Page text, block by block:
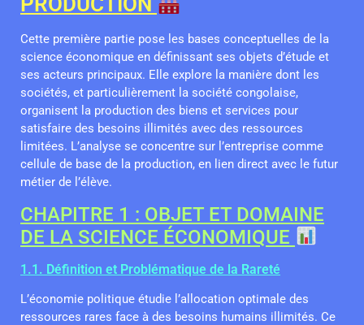
Cette première partie pose les bases conceptuelles de la
science économique en définissant ses objets d’étude et
ses acteurs principaux. Elle explore la manière dont les
sociétés, et particulièrement la société congolaise,
organisent la production des biens et services pour
satisfaire des besoins illimités avec des ressources
limitées. L’analyse se concentre sur l’entreprise comme
cellule de base de la production, en lien direct avec le futur
métier de l’élève.
CHAPITRE 1 : OBJET ET DOMAINE
DE LA SCIENCE ÉCONOMIQUE
1.1. Définition et Problématique de la Rareté
L’économie politique étudie l’allocation optimale des
ressources rares face à des besoins humains illimités. Ce